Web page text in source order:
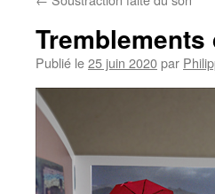
Tremblements
Publié le25 juin 2020par